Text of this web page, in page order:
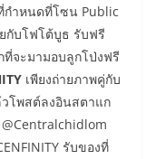
กำหนดที่โซน Public
กับโฟโต้บูธ รับฟรี
ที่จะมามอบลูกโป่งฟรี
เพียงถ่ายภาพคู่กับ
โพสต์ลงอินสตาแก
รับของที่